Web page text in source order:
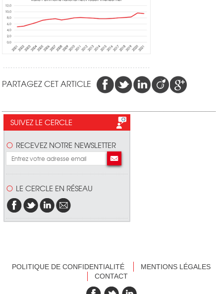
PARTAGEZ CET ARTICLE
SUIVEZ LE CERCLE
RECEVEZ NOTRE NEWSLETTER
LE CERCLE EN RÉSEAU
POLITIQUE DE CONFIDENTIALITÉ
MENTIONS LÉGALES
CONTACT